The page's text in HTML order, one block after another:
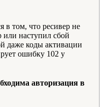
в том, что ресивер не
или наступил сбой
даже коды активации
ошибку 102 у
авторизация в